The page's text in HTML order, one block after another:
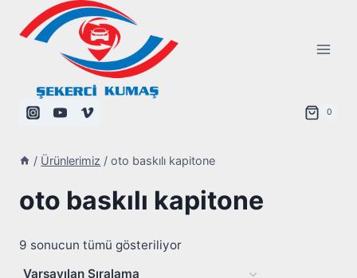
0
/ Ürünlerimiz / oto baskılı kapitone
oto baskılı kapitone
9 sonucun tümü gösteriliyor